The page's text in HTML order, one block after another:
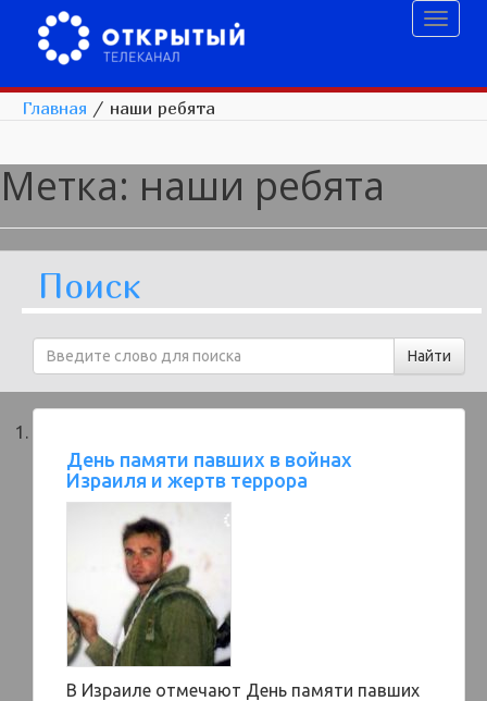
Главная / наши ребята
Метка: наши ребята
Поиск
День памяти павших в войнах
Израиля и жертв террора
В Израиле отмечают День памяти павших